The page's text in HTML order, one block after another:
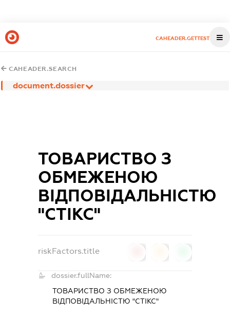
CAHEADER.GETTEST
CAHEADER.SEARCH
document.dossier
ТОВАРИСТВО З
ОБМЕЖЕНОЮ
ВІДПОВІДАЛЬНІСТЮ
"СТІКС"
riskFactors.title
dossier.fullName:
ТОВАРИСТВО З ОБМЕЖЕНОЮ
ВІДПОВІДАЛЬНІСТЮ "СТІКС"